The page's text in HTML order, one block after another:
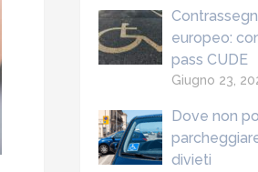
europeo:
pass CUDE
Giugno 23,
Dove non
divieti